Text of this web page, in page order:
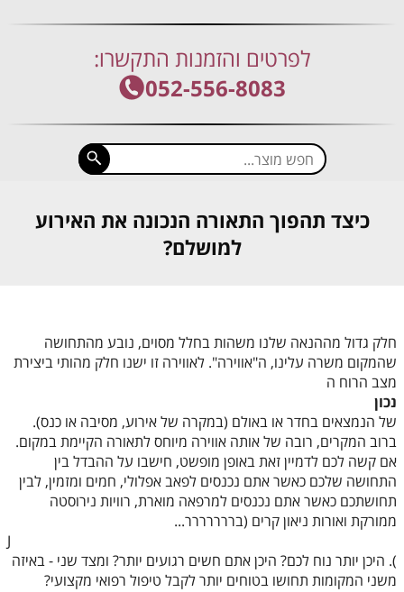
לפרטים והזמנות התקשרו:
052-556-8083
כיצד תהפוך התאורה הנכונה את האירוע
למושלם?
חלק גדול מההנאה שלנו משהות בחלל מסוים, נובע מהתחושה
שהמקום משרה עלינו, ה"אווירה". לאווירה זו ישנו חלק מהותי ביצירת
מצב הרוח ה
נכון
של הנמצאים בחדר או באולם (במקרה של אירוע, מסיבה או כנס).
ברוב המקרים, רובה של אותה אווירה מיוחס לתאורה הקיימת במקום.
אם קשה לכם לדמיין זאת באופן מופשט, חישבו על ההבדל בין
התחושה שלכם כאשר אתם נכנסים לפאב אפלולי, חמים ומזמין, לבין
תחושתכם כאשר אתם נכנסים למרפאה מוארת, רוויות נירוסטה
ממורקת ואורות ניאון קרים (בררררררר...
J
). היכן יותר נוח לכם? היכן אתם חשים רגועים יותר? ומצד שני - באיזה
משני המקומות תחושו בטוחים יותר לקבל טיפול רפואי מקצועי?